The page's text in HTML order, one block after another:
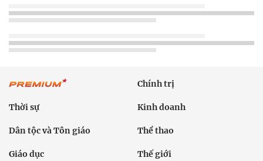
Chính trị
Thời sự Kinh doanh
Dân tộc và Tôn giáo Thể thao
Giáo dục Thế giới